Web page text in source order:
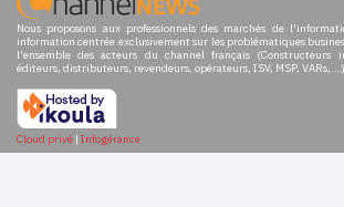
Nous proposons aux professionnels des marchés de
information centrée exclusivement sur les problématiques
l'ensemble des acteurs du channel français (Constructeurs
éditeurs, distributeurs, revendeurs, opérateurs, ISV, MSP, VARs,...)
Cloud privé | Infogérance